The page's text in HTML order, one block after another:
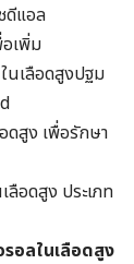
ดีแอล
อเพิ่ม
นเลือดสูงปฐม
ดสูง เพื่อรักษา
อดสูง ประเภท
อลในเลือดสูง